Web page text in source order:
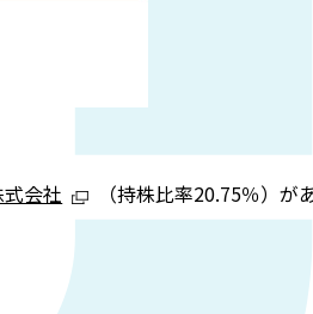
会社 （持株比率20.75％）が